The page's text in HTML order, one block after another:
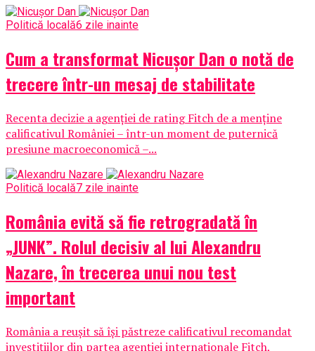
Politică locală6 zile inainte
Cum a transformat Nicușor Dan o notă de
trecere într-un mesaj de stabilitate
Recenta decizie a agenției de rating Fitch de a menține
calificativul României – într-un moment de puternică
presiune macroeconomică –...
Politică locală7 zile inainte
România evită să fie retrogradată în
„JUNK”. Rolul decisiv al lui Alexandru
Nazare, în trecerea unui nou test
important
România a reușit să își păstreze calificativul recomandat
investițiilor din partea agenției internaționale Fitch,